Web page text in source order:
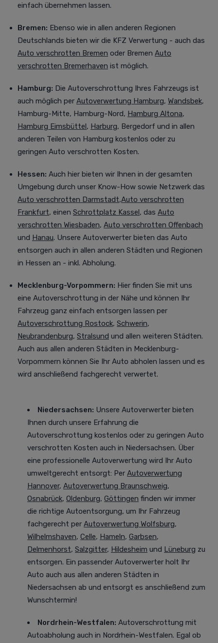
einfach übernehmen lassen.
Bremen: Ebenso wie in allen anderen Regionen
Deutschlands bieten wir die KFZ Verwertung - auch das
Auto verschrotten Bremen oder Bremen Auto
verschrotten Bremerhaven ist möglich.
Hamburg: Die Autoverschrottung Ihres Fahrzeugs ist
auch möglich per Autoverwertung Hamburg, Wandsbek,
Hamburg-Mitte, Hamburg-Nord, Hamburg Altona,
Hamburg Eimsbüttel, Harburg, Bergedorf und in allen
anderen Teilen von Hamburg kostenlos oder zu
geringen Auto verschrotten Kosten.
Hessen: Auch hier bieten wir Ihnen in der gesamten
Umgebung durch unser Know-How sowie Netzwerk das
Auto verschrotten Darmstadt,Auto verschrotten
Frankfurt, einen Schrottplatz Kassel, das Auto
verschrotten Wiesbaden, Auto verschrotten Offenbach
und Hanau. Unsere Autoverwerter bieten das Auto
entsorgen auch in allen anderen Städten und Regionen
in Hessen an - inkl. Abholung.
Mecklenburg-Vorpommern: Hier finden Sie mit uns
eine Autoverschrottung in der Nähe und können Ihr
Fahrzeug ganz einfach entsorgen lassen per
Autoverschrottung Rostock, Schwerin,
Neubrandenburg, Stralsund und allen weiteren Städten.
Auch aus allen anderen Städten in Mecklenburg-
Vorpommern können Sie Ihr Auto abholen lassen und es
wird anschließend fachgerecht verwertet.
Niedersachsen: Unsere Autoverwerter bieten
Ihnen durch unsere Erfahrung die
Autoverschrottung kostenlos oder zu geringen Auto
verschrotten Kosten auch in Niedersachsen. Über
eine professionelle Autoverwertung wird Ihr Auto
umweltgerecht entsorgt: Per Autoverwertung
Hannover, Autoverwertung Braunschweig,
Osnabrück, Oldenburg, Göttingen finden wir immer
die richtige Autoentsorgung, um Ihr Fahrzeug
fachgerecht per Autoverwertung Wolfsburg,
Wilhelmshaven, Celle, Hameln, Garbsen,
Delmenhorst, Salzgitter, Hildesheim und Lüneburg zu
entsorgen. Ein passender Autoverwerter holt Ihr
Auto auch aus allen anderen Städten in
Niedersachsen ab und entsorgt es anschließend zum
Wunschtermin!
Nordrhein-Westfalen: Autoverschrottung mit
Autoabholung auch in Nordrhein-Westfalen. Egal ob